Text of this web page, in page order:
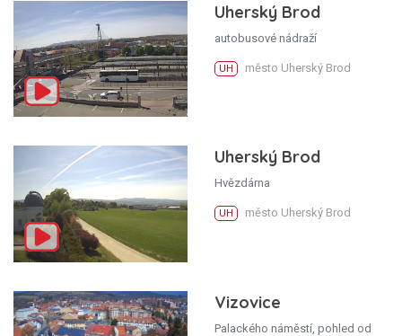
Uherský Brod
autobusové nádraží
UH město Uherský Brod
Uherský Brod
Hvězdárna
UH město Uherský Brod
Vizovice
Palackého náměstí, pohled od